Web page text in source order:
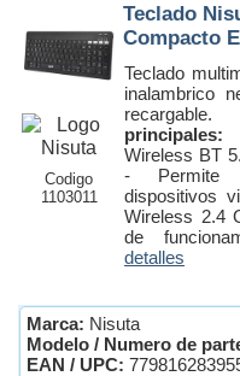
Codigo
1103011
Teclado
Compacto
Teclado
inalambrico
recargable.
principales:
Wireless BT
- Permite
dispositivos
Wireless 2.4
de
detalles
Marca: Nisuta
Modelo / Numero de
EAN / UPC: